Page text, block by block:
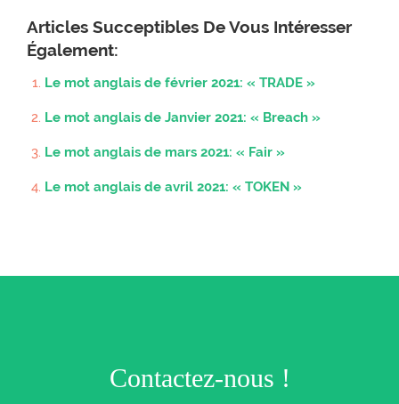
Articles Succeptibles De Vous Intéresser
Également:
Le mot anglais de février 2021: « TRADE »
Le mot anglais de Janvier 2021: « Breach »
Le mot anglais de mars 2021: « Fair »
Le mot anglais de avril 2021: « TOKEN »
Contactez-nous !